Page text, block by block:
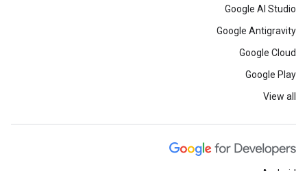
Google AI Studio
Google Antigravity
Google Cloud
Google Play
View all